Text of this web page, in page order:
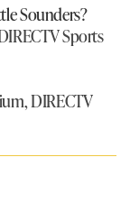
Sounders?
Sports
DIRECTV